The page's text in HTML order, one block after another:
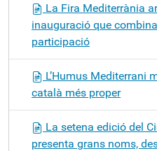
La Fira Mediterrània
inauguració que
participació
L’Humus Mediterrani
català més proper
La setena edició del
presenta grans noms,